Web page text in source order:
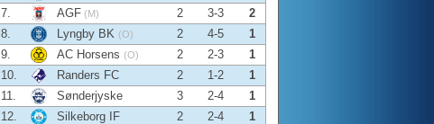
7.
AGF (M) 2 3-3
2
8.
Lyngby BK (O) 2 4-5
1
9.
AC Horsens (O) 2 2-3
1
10.
Randers FC 2 1-2
1
11.
Sønderjyske 3 2-4
1
12.
Silkeborg IF 2 2-4 1